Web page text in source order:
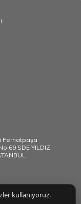
Ferhatpaşa
SDE YILDIZ
kullanıyoruz.